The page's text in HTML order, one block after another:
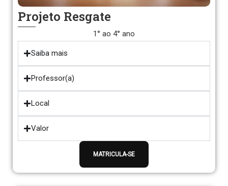
Projeto Resgate
1° ao 4° ano
Saiba mais
Professor(a)
Local
Valor
MATRICULA-SE